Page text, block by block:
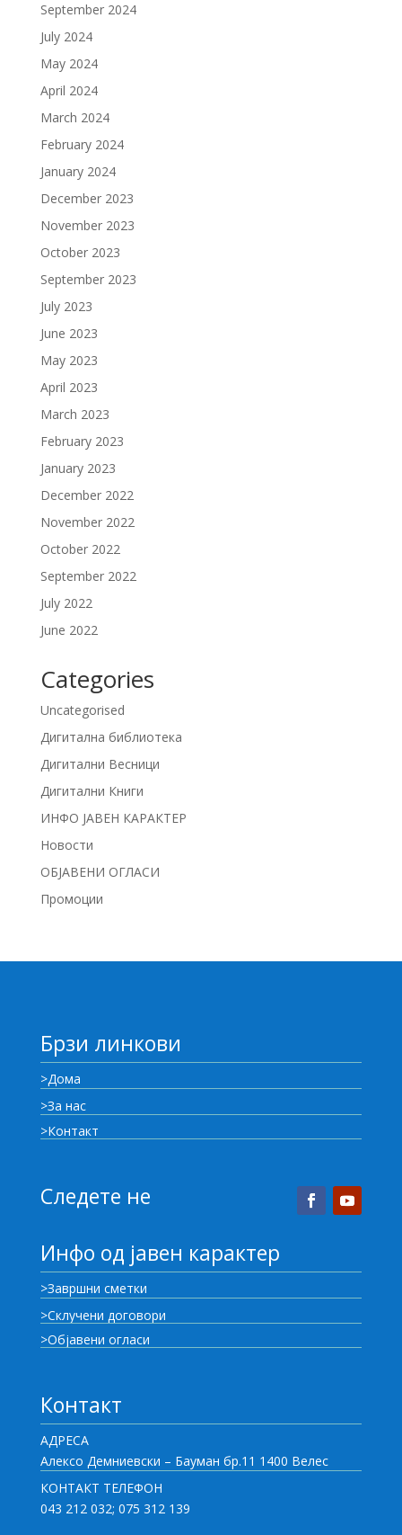
September 2024
July 2024
May 2024
April 2024
March 2024
February 2024
January 2024
December 2023
November 2023
October 2023
September 2023
July 2023
June 2023
May 2023
April 2023
March 2023
February 2023
January 2023
December 2022
November 2022
October 2022
September 2022
July 2022
June 2022
Categories
Uncategorised
Дигитална библиотека
Дигитални Весници
Дигитални Книги
ИНФО ЈАВЕН КАРАКТЕР
Новости
ОБЈАВЕНИ ОГЛАСИ
Промоции
Брзи линкови
>Дома
>За нас
>Контакт
Следете не
Инфо од јавен карактер
>Завршни сметки
>Склучени договори
>Објавени огласи
Контакт
АДРЕСА
Алексо Демниевски – Бауман бр.11 1400 Велес
КОНТАКТ ТЕЛЕФОН
043 212 032; 075 312 139